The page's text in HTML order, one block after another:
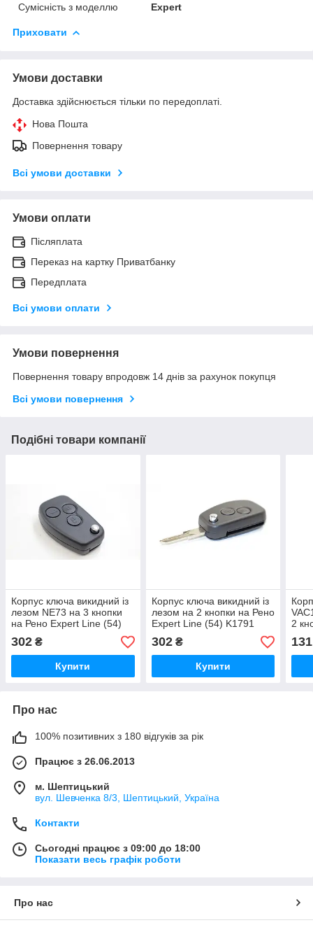
Сумісність з моделлю
Expert
Приховати
Умови доставки
Доставка здійснюється тільки по передоплаті.
Нова Пошта
Повернення товару
Всі умови доставки
Умови оплати
Післяплата
Переказ на картку Приватбанку
Передплата
Всі умови оплати
Умови повернення
Повернення товару впродовж 14 днів за рахунок покупця
Всі умови повернення
Подібні товари компанії
Корпус ключа викидний із
лезом NE73 на 3 кнопки
на Рено Expert Line (54)
K1794
302 ₴
Купити
Корпус ключа викидний із
лезом на 2 кнопки на Рено
Expert Line (54) K1791
302₴
Купити
2
131
Про нас
100% позитивних з 180 відгуків за рік
Працює з 26.06.2013
м. Шептицький
вул. Шевченка 8/3, Шептицький, Україна
Контакти
Сьогодні працює з 09:00 до 18:00
Показати весь графік роботи
Про нас